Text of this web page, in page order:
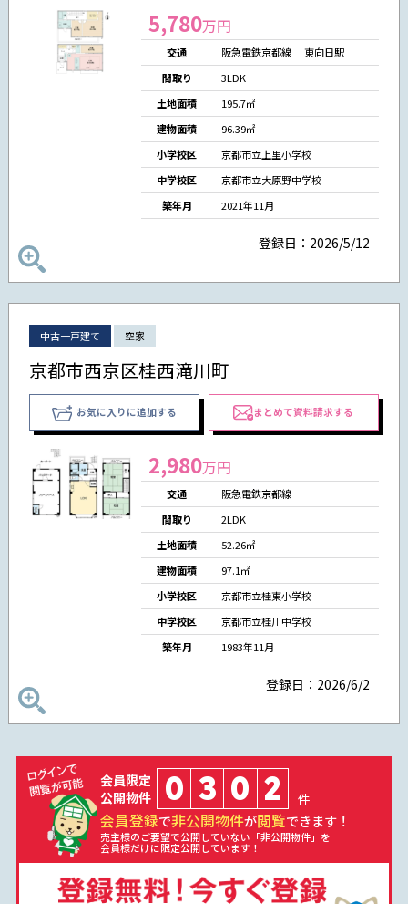
5,780万円
交通
阪急電鉄京都線 東向日駅
間取り
3LDK
土地面積
195.7㎡
建物面積
96.39㎡
小学校区
京都市立上里小学校
中学校区
京都市立大原野中学校
築年月
2021年11月
登録日：2026/5/12
中古一戸建て 空家
京都市西京区桂西滝川町
お気に入りに追加する まとめて資料請求する
2,980万円
交通
阪急電鉄京都線
間取り
2LDK
土地面積
52.26㎡
建物面積
97.1㎡
小学校区
京都市立桂東小学校
中学校区
京都市立桂川中学校
築年月
1983年11月
登録日：2026/6/2
会員限定
公開物件
0 3 0 2 件
会員登録で非公開物件が閲覧できます！
売主様のご要望で公開していない「非公開物件」を
会員様だけに限定公開しています！